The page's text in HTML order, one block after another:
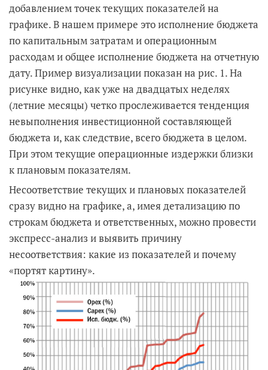
добавлением точек текущих показателей на
графике. В нашем примере это исполнение бюджета
по капитальным затратам и операционным
расходам и общее исполнение бюджета на отчетную
дату. Пример визуализации показан на рис. 1. На
рисунке видно, как уже на двадцатых неделях
(летние месяцы) четко прослеживается тенденция
невыполнения инвестиционной составляющей
бюджета и, как следствие, всего бюджета в целом.
При этом текущие операционные издержки близки
к плановым показателям.
Несоответствие текущих и плановых показателей
сразу видно на графике, а, имея детализацию по
строкам бюджета и ответственных, можно провести
экспресс-анализ и выявить причину
несоответствия: какие из показателей и почему
«портят картину».